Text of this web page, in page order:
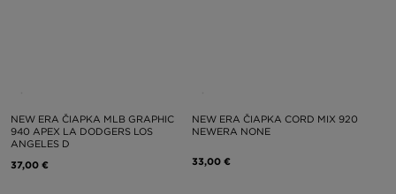
NEW ERA ČIAPKA MLB GRAPHIC
940 APEX LA DODGERS LOS
ANGELES D
37,00 €
NEW ERA ČIAPKA CORD MIX 920
NEWERA NONE
33,00 €